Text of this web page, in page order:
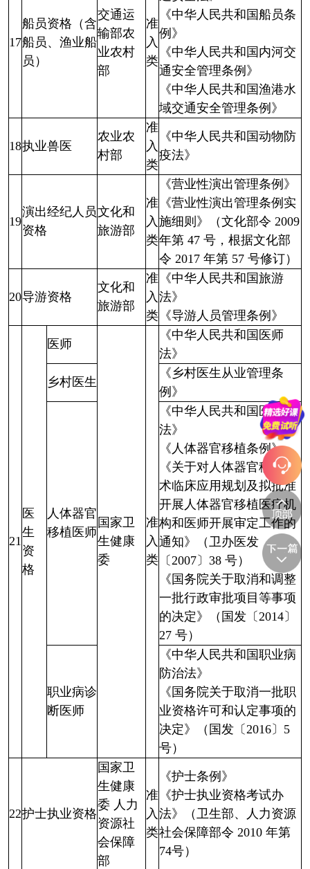
17
船员资格（含
船员、渔业船
员）
交通运
输部农
业农村
部
准
入
类
《中华人民共和国船员条
例》
《中华人民共和国内河交
通安全管理条例》
《中华人民共和国渔港水
域交通安全管理条例》
18执业兽医
农业农
村部
准
入
类
《中华人民共和国动物防
疫法》
19
演出经纪人员
资格
文化和
旅游部
准
入
类
《营业性演出管理条例》
《营业性演出管理条例实
施细则》（文化部令 2009
年第 47 号，根据文化部
令 2017 年第 57 号修订）
20导游资格
文化和
旅游部
准
入
类
《中华人民共和国旅游
法》
《导游人员管理条例》
21
医
生
资
格
医师
国家卫
生健康
委
准
入
类
《中华人民共和国医师
法》
乡村医生
《乡村医生从业管理条
例》
人体器官
移植医师
《中华人民共和国医师
法》
《人体器官移植条例》
《关于对人体器官移植技
术临床应用规划及拟批准
开展人体器官移植医疗机
构和医师开展审定工作的
通知》（卫办医发
〔2007〕38 号）
《国务院关于取消和调整
一批行政审批项目等事项
的决定》（国发〔2014〕
27 号）
职业病诊
断医师
《中华人民共和国职业病
防治法》
《国务院关于取消一批职
业资格许可和认定事项的
决定》（国发〔2016〕5
号）
22护士执业资格
国家卫
生健康
委 人力
资源社
会保障
部
准
入
类
《护士条例》
《护士执业资格考试办
法》（卫生部、人力资源
社会保障部令 2010 年第
74号）